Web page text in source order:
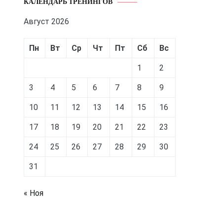
Август 2026
Пн Вт Ср Чт Пт Сб Вс
1 2
3 4 5 6 7 8 9
10 11 12 13 14 15 16
17 18 19 20 21 22 23
24 25 26 27 28 29 30
31
« Ноя